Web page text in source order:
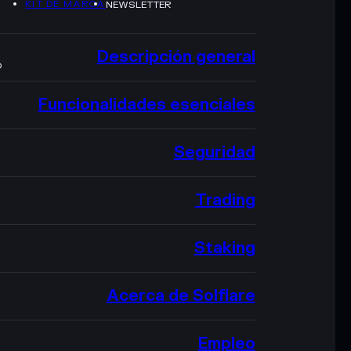
KIT DE MARCANEWSLETTER
Descripción general
Funcionalidades esenciales
Seguridad
Trading
Staking
Acerca de Solflare
Empleo